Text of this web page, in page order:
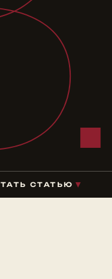
СТАТЬЮ ▼